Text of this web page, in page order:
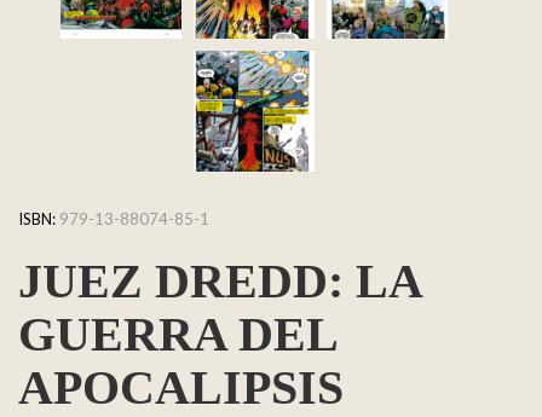
ISBN: 979-13-88074-85-1
JUEZ DREDD: LA
GUERRA DEL
APOCALIPSIS